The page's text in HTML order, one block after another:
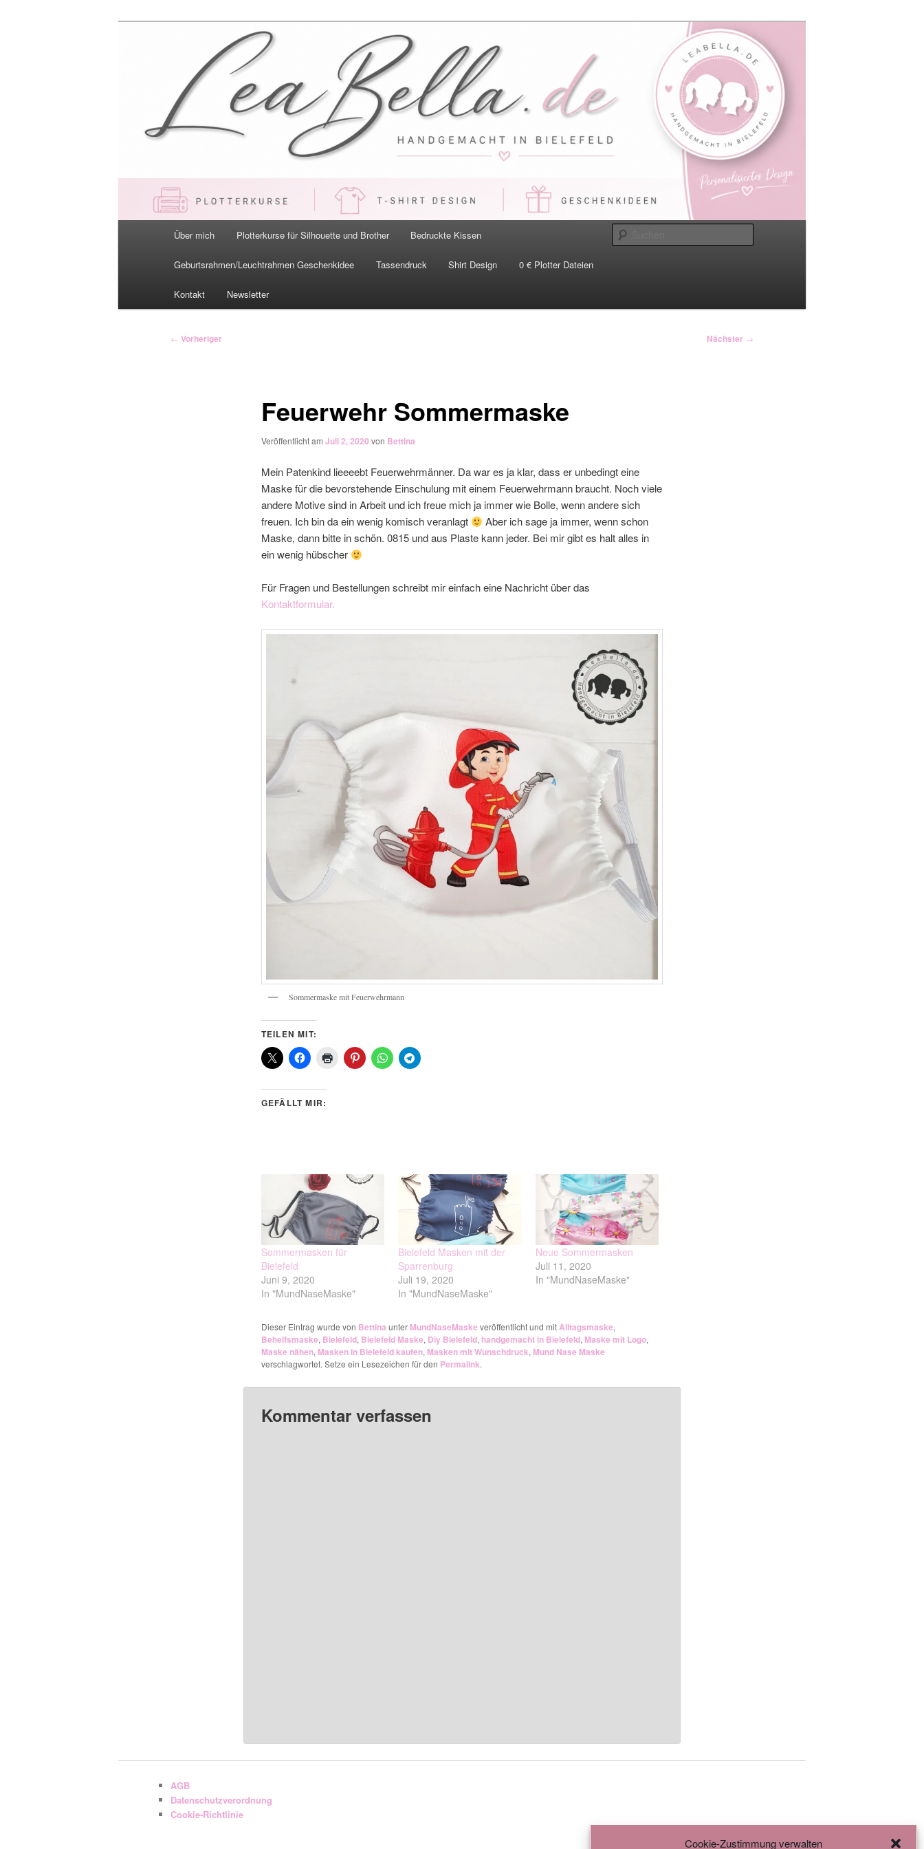
Cookie-Zustimmung verwalten
LeaBella.de – Handgemacht in Bielefeld
Über mich Plotterkurse für Silhouette und Brother Bedruckte Kissen
Geburtsrahmen/Leuchtrahmen Geschenkidee Tassendruck Shirt Design 0 € Plotter Dateien
Kontakt Newsletter
Beitragsnavigation
← Vorheriger Nächster →
Feuerwehr Sommermaske
Veröffentlicht am Juli 2, 2020 von Bettina
Mein Patenkind lieeeebt Feuerwehrmänner. Da war es ja klar, dass er unbedingt eine
Maske für die bevorstehende Einschulung mit einem Feuerwehrmann braucht. Noch viele
andere Motive sind in Arbeit und ich freue mich ja immer wie Bolle, wenn andere sich
freuen. Ich bin da ein wenig komisch veranlagt
Aber ich sage ja immer, wenn schon
Maske, dann bitte in schön. 0815 und aus Plaste kann jeder. Bei mir gibt es halt alles in
ein wenig hübscher
Für Fragen und Bestellungen schreibt mir einfach eine Nachricht über das
Kontaktformular.
Sommermaske mit Feuerwehrmann
TEILEN MIT:
GEFÄLLT MIR:
Sommermasken für
Bielefeld
Juni 9, 2020
In "MundNaseMaske"
Bielefeld Masken mit der
Sparrenburg
Juli 19, 2020
In "MundNaseMaske"
Neue Sommermasken
Juli 11, 2020
In "MundNaseMaske"
Dieser Eintrag wurde von Bettina unter MundNaseMaske veröffentlicht und mitAlltagsmaske,
Behelfsmaske, Bielefeld, Bielefeld Maske, Diy Bielefeld, handgemacht in Bielefeld, Maske mit Logo,
Maske nähen, Masken in Bielefeld kaufen, Masken mit Wunschdruck, Mund Nase Maske
verschlagwortet. Setze ein Lesezeichen für den Permalink.
Kommentar verfassen
AGB
Datenschutzverordnung
Cookie-Richtlinie